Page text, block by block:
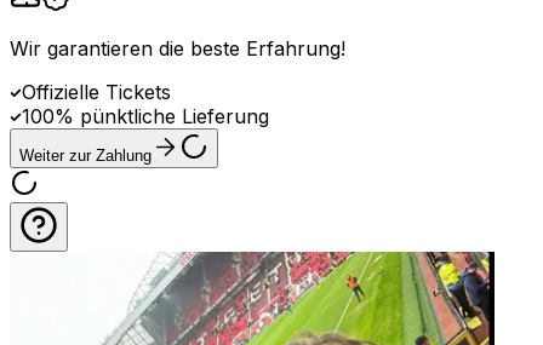
Wir garantieren die beste Erfahrung!
Offizielle Tickets
100% pünktliche Lieferung
Weiter zur Zahlung